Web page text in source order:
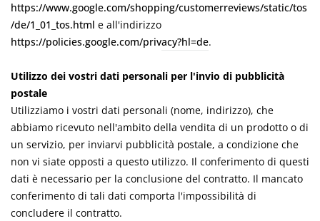
https://www.google.com/shopping/customerreviews/static/tos
/de/1_01_tos.html e all'indirizzo
https://policies.google.com/privacy?hl=de.
Utilizzo dei vostri dati personali per l'invio di pubblicità
postale
Utilizziamo i vostri dati personali (nome, indirizzo), che
abbiamo ricevuto nell'ambito della vendita di un prodotto o di
un servizio, per inviarvi pubblicità postale, a condizione che
non vi siate opposti a questo utilizzo. Il conferimento di questi
dati è necessario per la conclusione del contratto. Il mancato
conferimento di tali dati comporta l'impossibilità di
concludere il contratto.